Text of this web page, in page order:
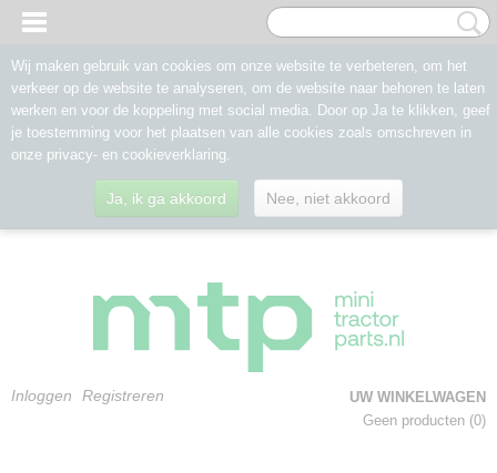
Inloggen Registreren
UW WINKELWAGEN
Geen producten (0)
Wij maken gebruik van cookies om onze website te verbeteren, om het
verkeer op de website te analyseren, om de website naar behoren te laten
werken en voor de koppeling met social media. Door op Ja te klikken, geef
je toestemming voor het plaatsen van alle cookies zoals omschreven in
onze privacy- en cookieverklaring.
Ja, ik ga akkoord Nee, niet akkoord